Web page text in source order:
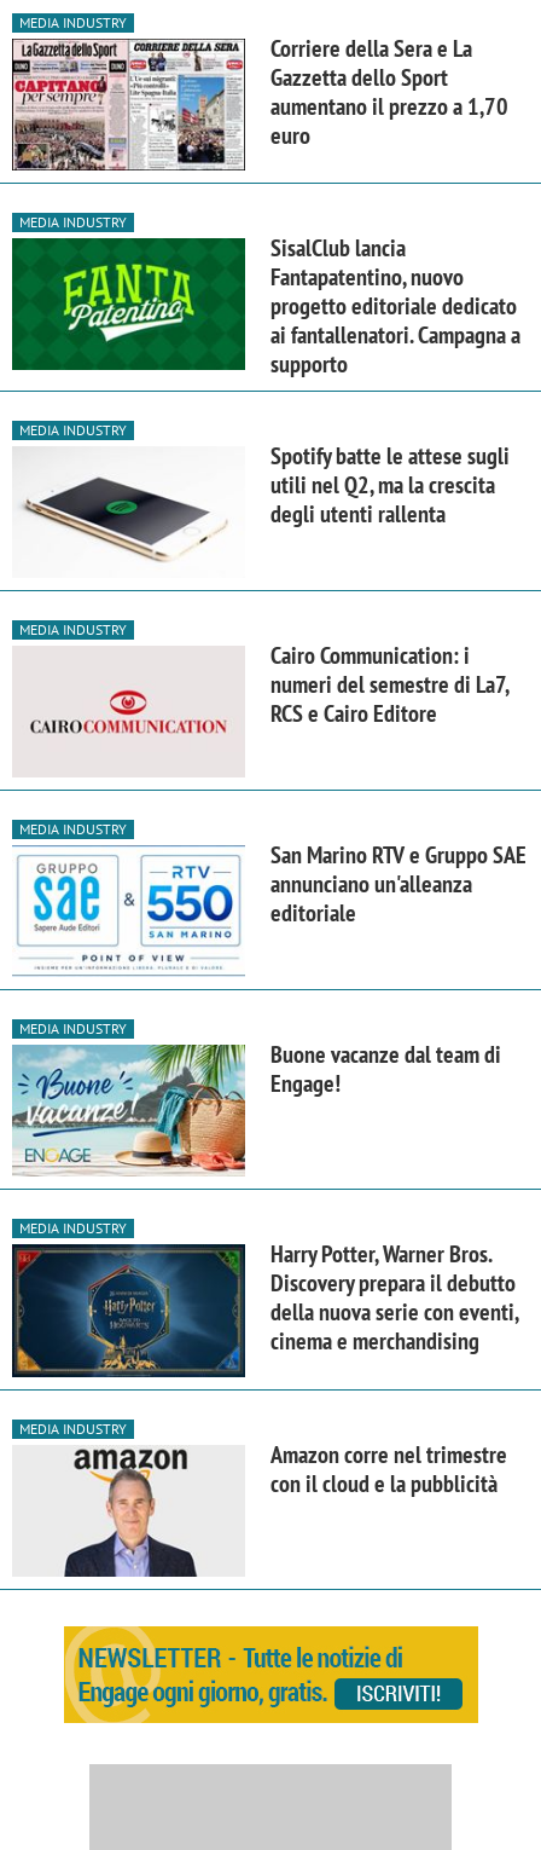
MEDIA INDUSTRY
Corriere della Sera e La
Gazzetta dello Sport
aumentano il prezzo a 1,70
euro
MEDIA INDUSTRY
SisalClub lancia
Fantapatentino, nuovo
progetto editoriale dedicato
ai fantallenatori. Campagna a
supporto
MEDIA INDUSTRY
Spotify batte le attese sugli
utili nel Q2, ma la crescita
degli utenti rallenta
MEDIA INDUSTRY
Cairo Communication: i
numeri del semestre di La7,
RCS e Cairo Editore
MEDIA INDUSTRY
San Marino RTV e Gruppo SAE
annunciano un'alleanza
editoriale
MEDIA INDUSTRY
Buone vacanze dal team di
Engage!
MEDIA INDUSTRY
Harry Potter, Warner Bros.
Discovery prepara il debutto
della nuova serie con eventi,
cinema e merchandising
MEDIA INDUSTRY
Amazon corre nel trimestre
con il cloud e la pubblicità